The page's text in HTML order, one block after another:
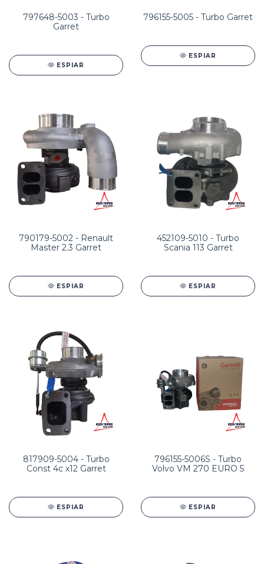
797648-5003 - Turbo
Garret
ESPIAR
796155-5005 - Turbo Garret
ESPIAR
790179-5002 - Renault
Master 2.3 Garret
ESPIAR
452109-5010 - Turbo
Scania 113 Garret
ESPIAR
817909-5004 - Turbo
Const 4c x12 Garret
ESPIAR
796155-5006S - Turbo
Volvo VM 270 EURO 5
ESPIAR